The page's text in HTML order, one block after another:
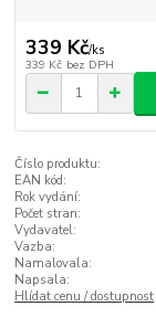
339 Kč/ks
339 Kč bez DPH
Číslo produktu:
EAN kód:
Rok vydání:
Počet stran:
Vydavatel:
Vazba:
Namalovala:
Napsala:
Hlídat cenu / dostupnost